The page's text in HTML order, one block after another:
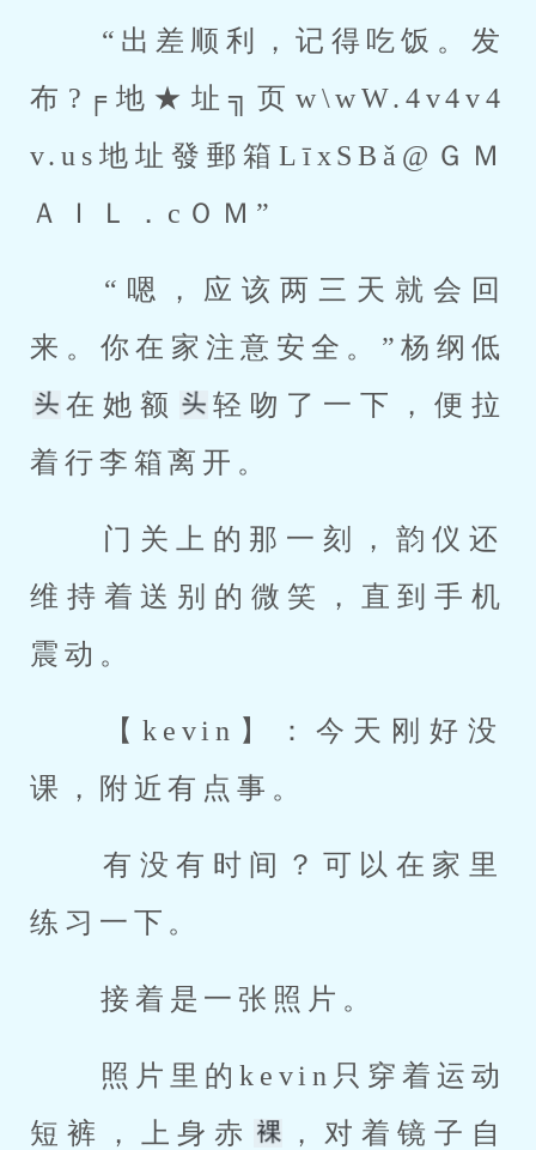
布?╒地★址╗页w\wW.4v4v4
v.us地址發郵箱LīxSBǎ@ＧＭ
ＡＩＬ．cＯＭ”
来。你在家注意安全。”杨纲低
在她额
轻吻了一下，便拉
着行李箱离开。
维持着送别的微笑，直到手机
震动。
课，附近有点事。
练习一下。
接着是一张照片。
短裤，上身赤
，对着镜子自